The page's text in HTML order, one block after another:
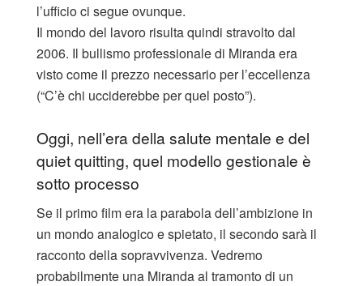
l’ufficio ci segue ovunque.
Il mondo del lavoro risulta quindi stravolto dal
2006. Il bullismo professionale di Miranda era
visto come il prezzo necessario per l’eccellenza
(“C’è chi ucciderebbe per quel posto”).
Oggi, nell’era della salute mentale e del
quiet quitting, quel modello gestionale è
sotto processo
Se il primo film era la parabola dell’ambizione in
un mondo analogico e spietato, il secondo sarà il
racconto della sopravvivenza. Vedremo
probabilmente una Miranda al tramonto di un